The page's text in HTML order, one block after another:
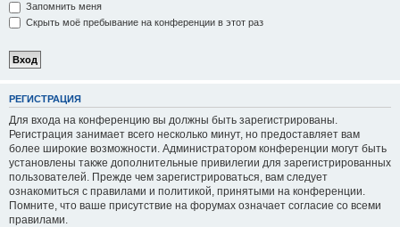
Запомнить меня
Скрыть моё пребывание на конференции в этот раз
РЕГИСТРАЦИЯ
Для входа на конференцию вы должны быть зарегистрированы.
Регистрация занимает всего несколько минут, но предоставляет вам
более широкие возможности. Администратором конференции могут быть
установлены также дополнительные привилегии для зарегистрированных
пользователей. Прежде чем зарегистрироваться, вам следует
ознакомиться с правилами и политикой, принятыми на конференции.
Помните, что ваше присутствие на форумах означает согласие со всеми
правилами.